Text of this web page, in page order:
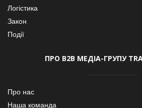
Логістика
Закон
Події
ПРО В2В МЕДІА-ГРУПУ
Про нас
Наша команда